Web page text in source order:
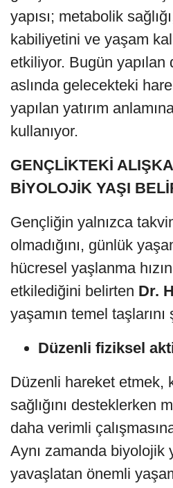
yapısı; metabolik
kabiliyetini ve yaşam
etkiliyor. Bugün
aslında gelecekteki
yapılan yatırım
kullanıyor.
GENÇLİKTEKİ
BİYOLOJİK YAŞI
Gençliğin yalnızca
olmadığını, günlük
hücresel yaşlanma
etkilediğini belirten Dr.
yaşamın temel taşlarını
Düzenli fiziksel
Düzenli hareket etmek,
sağlığını desteklerken
daha verimli
Aynı zamanda biyolojik
yavaşlatan önemli